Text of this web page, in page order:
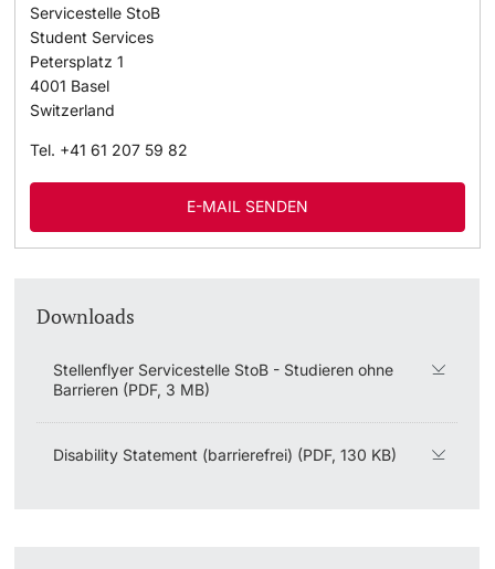
Servicestelle StoB
Student Services
Petersplatz 1
4001 Basel
Switzerland
Tel. +41 61 207 59 82
E-MAIL SENDEN
Downloads
Stellenflyer Servicestelle StoB - Studieren ohne
Barrieren (PDF, 3 MB)
Disability Statement (barrierefrei) (PDF, 130 KB)